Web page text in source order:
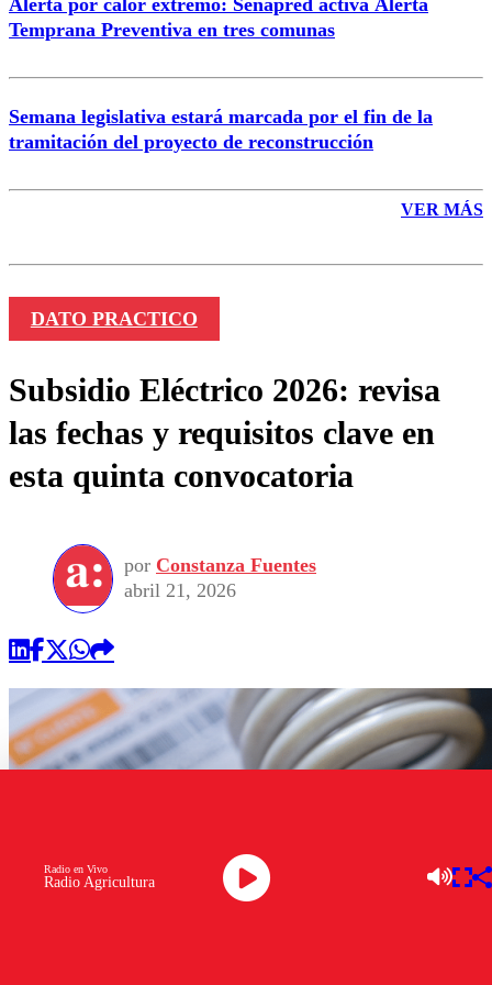
Temprana Preventiva en tres comunas
Semana legislativa estará marcada por el fin de la
tramitación del proyecto de reconstrucción
VER MÁS
DATO PRACTICO
Subsidio Eléctrico 2026: revisa
las fechas y requisitos clave en
esta quinta convocatoria
por Constanza Fuentes
abril 21, 2026
Radio Agricultura
Radio en Vivo